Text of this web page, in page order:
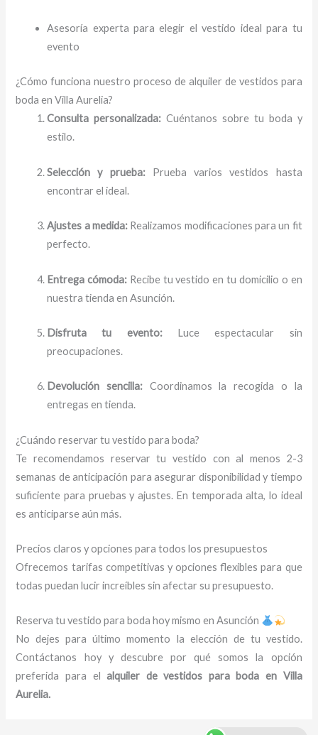
Asesoría experta para elegir el vestido ideal para tu
evento
¿Cómo funciona nuestro proceso de alquiler de vestidos para
boda en Villa Aurelia?
Consulta personalizada: Cuéntanos sobre tu boda y
estilo.
Selección y prueba:Prueba varios vestidos hasta
encontrar el ideal.
Ajustes a medida:Realizamos modificaciones para un fit
perfecto.
Entrega cómoda: Recibe tu vestido en tu domicilio o en
nuestra tienda en Asunción.
Disfruta tu evento:Luce espectacular sin
preocupaciones.
Devolución sencilla:Coordinamos la recogida o la
entregas en tienda.
¿Cuándo reservar tu vestido para boda?
Te recomendamos reservar tu vestido con al menos 2-3
semanas de anticipación para asegurar disponibilidad y tiempo
suficiente para pruebas y ajustes. En temporada alta, lo ideal
es anticiparse aún más.
Precios claros y opciones para todos los presupuestos
Ofrecemos tarifas competitivas y opciones flexibles para que
todas puedan lucir increíbles sin afectar su presupuesto.
Reserva tu vestido para boda hoy mismo en Asunción
No dejes para último momento la elección de tu vestido.
Contáctanos hoy y descubre por qué somos la opción
preferida para elalquiler de vestidos para boda en Villa
Aurelia.